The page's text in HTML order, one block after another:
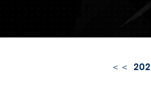
＜＜